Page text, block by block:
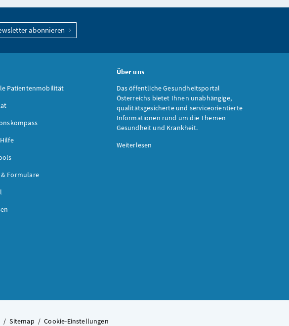
abonnieren
Patientenmobilität
Formulare
Über uns
Das öffentliche Gesundheitsportal
Österreichs bietet Ihnen unabhängige,
qualitätsgesicherte und serviceorientierte
Informationen rund um die Themen
Gesundheit und Krankheit.
Weiterlesen
/ Sitemap / Cookie-Einstellungen